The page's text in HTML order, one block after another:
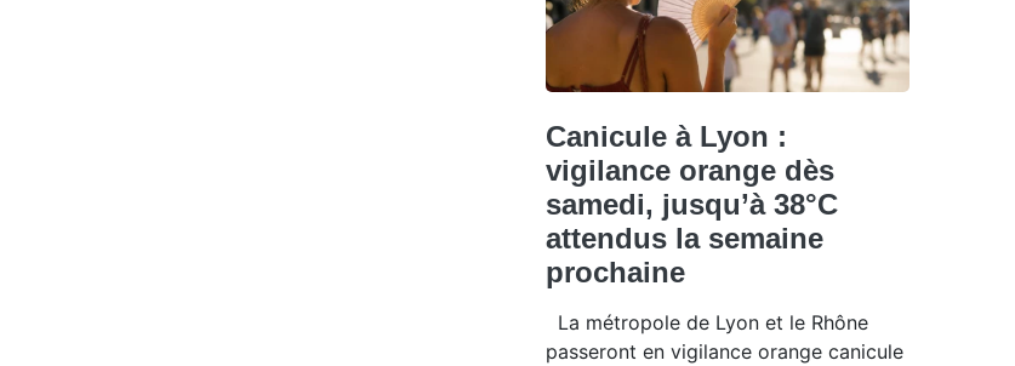
Canicule à Lyon :
vigilance orange dès
samedi, jusqu’à 38°C
attendus la semaine
prochaine
La métropole de Lyon et le Rhône
passeront en vigilance orange canicule